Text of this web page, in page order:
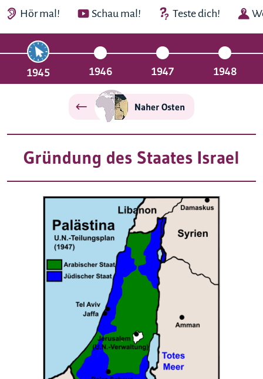
Hör mal! Schau mal! Teste dich!
1945 1946 1947 1948
Naher Osten
Gründung des Staates Israel